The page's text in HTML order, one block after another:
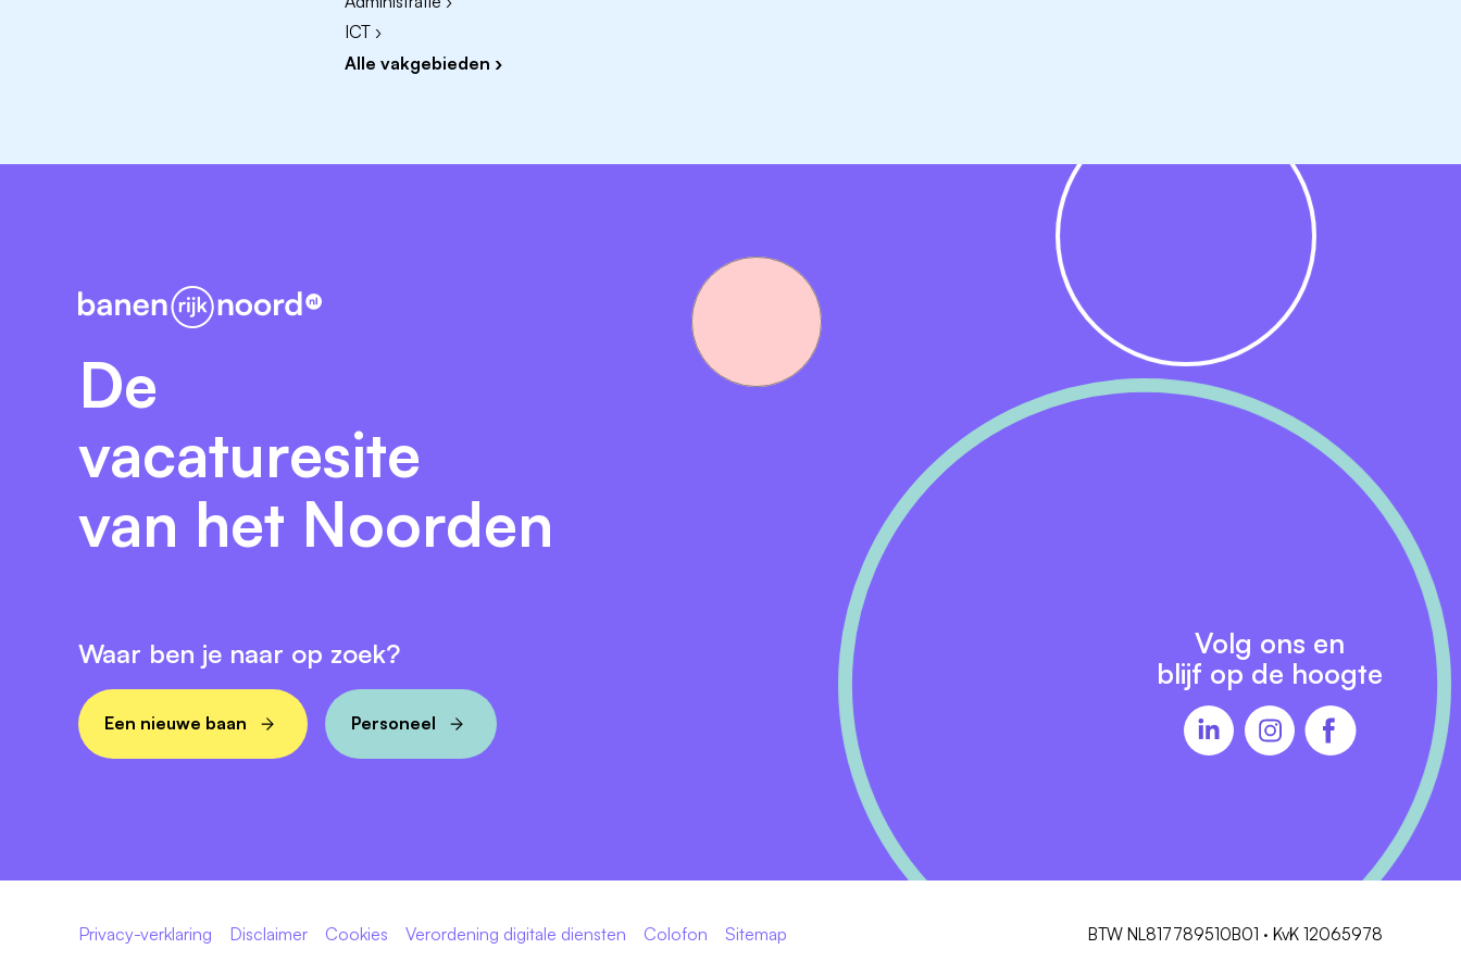
Korting op je collectieve zorg- en schadeverzekeringen, sportschoolabonnement, mobiele telefoon,
laptop of fiets met belastingvoordeel via FiscFree;
om o.a. via GoodHabitz trainingen, cursussen en opleidingen te volgen om je verder te ontwikkelen in
je functie.
Een belangrijke voorwaarde om bij ons in dienst te komen, is een Verklaring Omtrent het Gedrag (VOG).
Ook het inwinnen van referenties behoort tot de aanstellingsprocedure.
Deze vacature wordt gelijktijdig in- en extern geplaatst. Bij gelijke geschiktheid heeft de interne kandidaat
voorrang.
ICT ›
Alle vakgebieden ›
De
vacaturesite
van het Noorden
Waar ben je naar op zoek?
Een nieuwe baan Personeel
Volg ons en
blijf op de hoogte
Privacy-verklaring Disclaimer Cookies Verordening digitale diensten Colofon Sitemap BTW NL817789510B01 · KvK 12065978